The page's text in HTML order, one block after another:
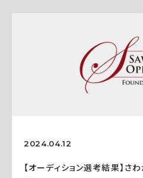
2024.04.12
【オーディション選考結果】さ